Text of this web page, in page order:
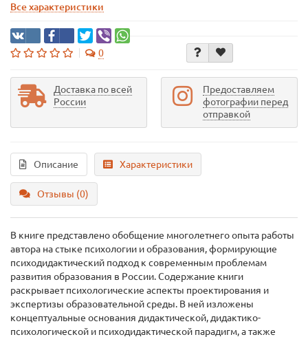
Все характеристики
0
Доставка по всей
России
Предоставляем
фотографии перед
отправкой
Описание Характеристики
Отзывы (0)
В книге представлено обобщение многолетнего опыта работы
автора на стыке психологии и образования, формирующие
психодидактический подход к современным проблемам
развития образования в России. Содержание книги
раскрывает психологические аспекты проектирования и
экспертизы образовательной среды. В ней изложены
концептуальные основания дидактической, дидактико-
психологической и психодидактической парадигм, а также